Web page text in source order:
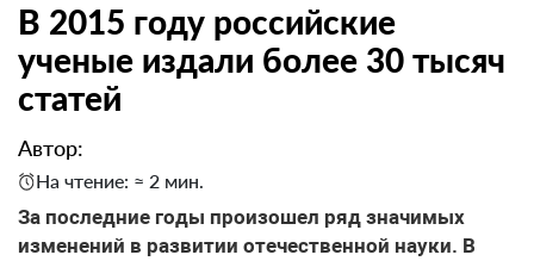
В 2015 году российские
ученые издали более 30 тысяч
статей
Автор:
На чтение: ≈ 2 мин.
За последние годы произошел ряд значимых
изменений в развитии отечественной науки. В